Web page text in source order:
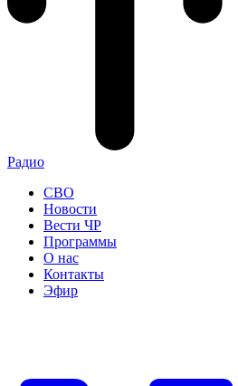
Радио
СВО
Новости
Вести ЧР
Программы
О нас
Контакты
Эфир